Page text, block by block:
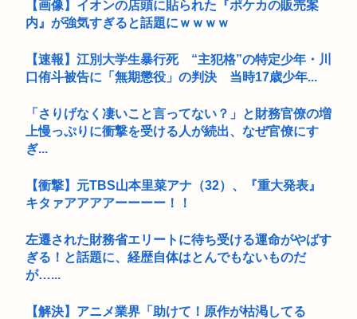
【画像】イオンの店頭に貼られた『ポケカの販売案
内』が強気すぎると話題にｗｗｗｗ
【速報】江別大学生暴行死 “主犯格”の特定少年・川
口侑斗被告に「無期懲役」の判決 当時17歳少年...
「さりげなく凄いこと言ってない？」と財務官僚の増
上慢っぷりに衝撃を受ける人が続出、なぜ官僚にす
ぎ...
【衝撃】元TBS山本里菜アナ（32）、『重大発表』
キタァアアアアーーーー！！
左遷された財務省エリートに待ち受ける運命がやばす
ぎる！と話題に、経歴自体はとんでもないものだ
が…...
【解決】アニメ業界「助けて！原作が枯渇してる